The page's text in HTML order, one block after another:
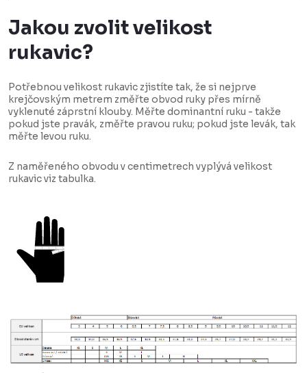
Jakou zvolit velikost
rukavic?
Potřebnou velikost rukavic zjistíte tak, že si nejprve
krejčovským metrem změřte obvod ruky přes mírně
vyklenuté záprstní klouby. Měřte dominantní ruku - takže
pokud jste pravák, změřte pravou ruku; pokud jste levák, tak
měřte levou ruku.
Z naměřeného obvodu v centimetrech vyplývá velikost
rukavic viz tabulka.